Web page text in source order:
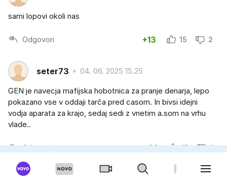
sami lopovi okoli nas
Odgovori +13 15 2
seter73 04. 06. 2025 15.25
GEN je navecja mafijska hobotnica za pranje denarja, lepo
pokazano vse v oddaji tarča pred casom. In bivsi idejni
vodja aparata za krajo, sedaj sedi z vnetim a.som na vrhu
vlade..
Odgovori +14 15 1